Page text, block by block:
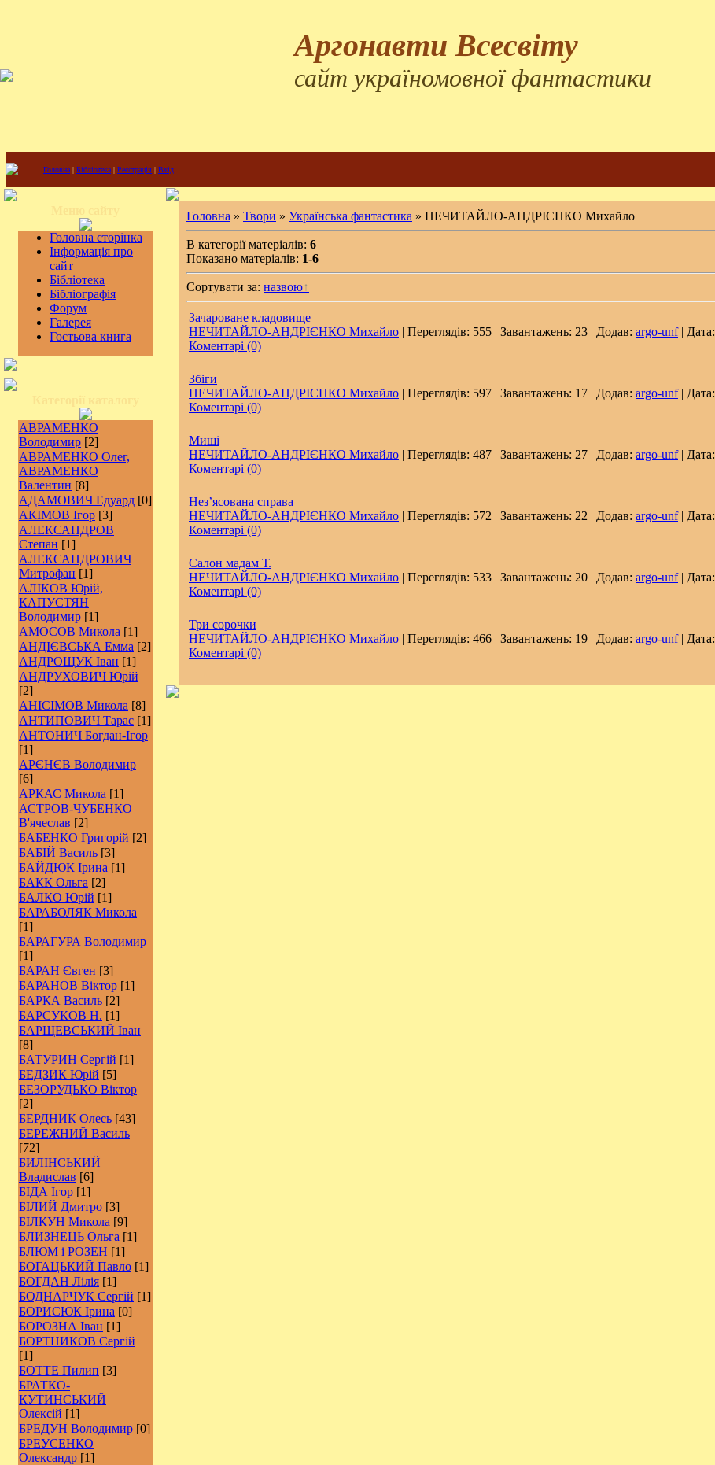
Аргонавти Всесвіту
сайт україномовної фантастики
Головна | Бібліотека | Реєстрація | Вхід
Головна сторінка
Інформація про
сайт
Бібліотека
Бібліографія
Форум
Галерея
Гостьова книга
АВРАМЕНКО
Володимир [2]
АВРАМЕНКО Олег,
АВРАМЕНКО
Валентин [8]
АДАМОВИЧ Едуард [0]
АКІМОВ Ігор [3]
АЛЕКСАНДРОВ
Степан [1]
АЛЕКСАНДРОВИЧ
Митрофан [1]
АЛІКОВ Юрій,
КАПУСТЯН
Володимир [1]
АМОСОВ Микола [1]
АНДІЄВСЬКА Емма [2]
АНДРОЩУК Іван [1]
АНДРУХОВИЧ Юрій
[2]
АНІСІМОВ Микола [8]
АНТИПОВИЧ Тарас [1]
АНТОНИЧ Богдан-Ігор
[1]
АРЄНЄВ Володимир
[6]
АРКАС Микола [1]
АСТРОВ-ЧУБЕНКО
В'ячеслав [2]
БАБЕНКО Григорій [2]
БАБІЙ Василь [3]
БАЙДЮК Ірина [1]
БАКК Ольга [2]
БАЛКО Юрій [1]
БАРАБОЛЯК Микола
[1]
БАРАГУРА Володимир
[1]
БАРАН Євген [3]
БАРАНОВ Віктор [1]
БАРКА Василь [2]
БАРСУКОВ Н. [1]
БАРЩЕВСЬКИЙ Іван
[8]
БАТУРИН Сергій [1]
БЕДЗИК Юрій [5]
БЕЗОРУДЬКО Віктор
[2]
БЕРДНИК Олесь [43]
БЕРЕЖНИЙ Василь
[72]
БИЛІНСЬКИЙ
Владислав [6]
БІДА Ігор [1]
БІЛИЙ Дмитро [3]
БІЛКУН Микола [9]
БЛИЗНЕЦЬ Ольга [1]
БЛЮМ і РОЗЕН [1]
БОГАЦЬКИЙ Павло [1]
БОГДАН Лілія [1]
БОДНАРЧУК Сергій [1]
БОРИСЮК Ірина [0]
БОРОЗНА Іван [1]
БОРТНИКОВ Сергій
[1]
БОТТЕ Пилип [3]
БРАТКО-
КУТИНСЬКИЙ
Олексій [1]
БРЕДУН Володимир [0]
БРЕУСЕНКО
Олександр [1]
Головна » Твори » Українська фантастика » НЕЧИТАЙЛО-АНДРІЄНКО Михайло
В категорії матеріалів: 6
Показано матеріалів: 1-6
Сортувати за: назвою
Зачароване кладовище
НЕЧИТАЙЛО-АНДРІЄНКО Михайло | Переглядів: 555 | Завантажень: 23 | Додав: argo-unf| Дата:
Коментарі (0)
Збіги
НЕЧИТАЙЛО-АНДРІЄНКО Михайло | Переглядів: 597 | Завантажень: 17 | Додав: argo-unf| Дата:
Коментарі (0)
Миші
НЕЧИТАЙЛО-АНДРІЄНКО Михайло | Переглядів: 487 | Завантажень: 27 | Додав: argo-unf| Дата:
Коментарі (0)
Нез’ясована справа
НЕЧИТАЙЛО-АНДРІЄНКО Михайло | Переглядів: 572 | Завантажень: 22 | Додав: argo-unf| Дата:
Коментарі (0)
Салон мадам Т.
НЕЧИТАЙЛО-АНДРІЄНКО Михайло | Переглядів: 533 | Завантажень: 20 | Додав: argo-unf| Дата:
Коментарі (0)
Три сорочки
НЕЧИТАЙЛО-АНДРІЄНКО Михайло | Переглядів: 466 | Завантажень: 19 | Додав: argo-unf| Дата:
Коментарі (0)